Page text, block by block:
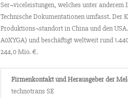
Ser¬viceleistungen, welches unter
Technische Dokumentationen umfasst. Der
Produktions¬standort in China und den
A0XYGA) und beschäftigt weltweit rund
244,0 Mio. €.
Firmenkontakt und Herausgeber der
technotrans SE